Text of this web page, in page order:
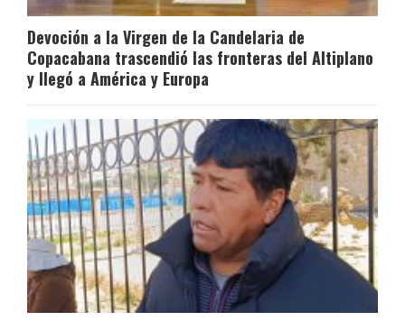
Devoción a la Virgen de la Candelaria de
Copacabana trascendió las fronteras del Altiplano
y llegó a América y Europa